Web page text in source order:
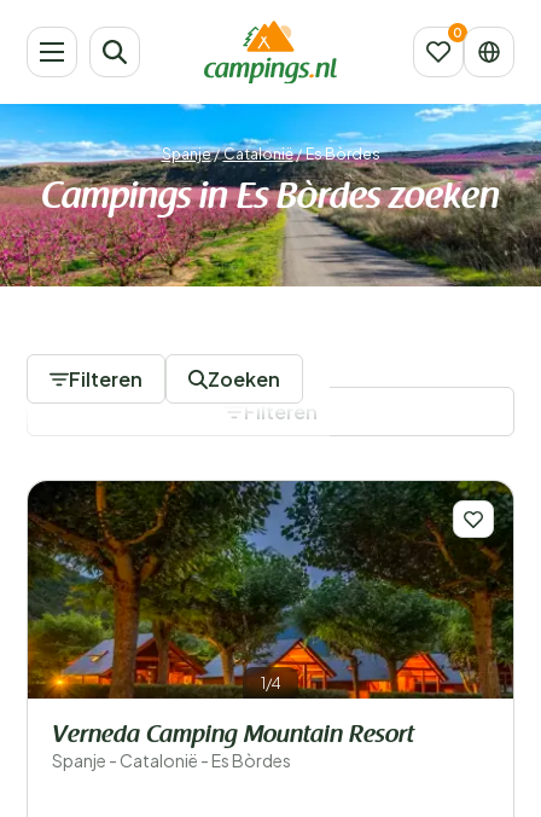
Spanje/Catalonië/Es Bòrdes
Campings in Es Bòrdes zoeken
Filteren Zoeken
Populaire filters
Type accommodatie
Zwemmen
Algemeen
Sport en vrije tijd
Filteren
1/4
Verneda Camping Mountain Resort
Spanje - Catalonië - Es Bòrdes